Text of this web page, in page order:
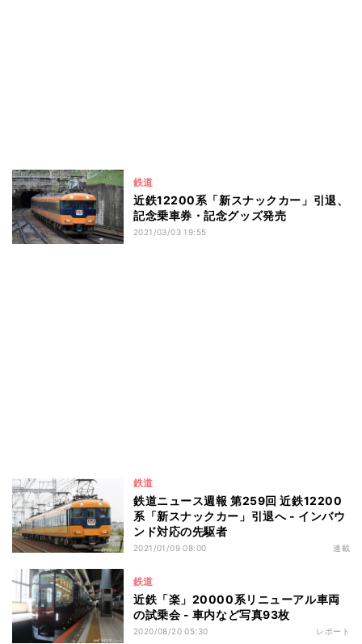
鉄道
近鉄12200系「新スナックカー」引退、
記念乗車券・記念グッズ発売
2021/03/03 19:55
鉄道
鉄道ニュース週報 第259回 近鉄12200
系「新スナックカー」引退へ - インバウ
ンド対応の先駆者
2021/01/09 08:00 連載
鉄道
近鉄「楽」20000系リニューアル車両
の試乗会 - 車内など写真93枚
2020/08/20 05:30 レポート